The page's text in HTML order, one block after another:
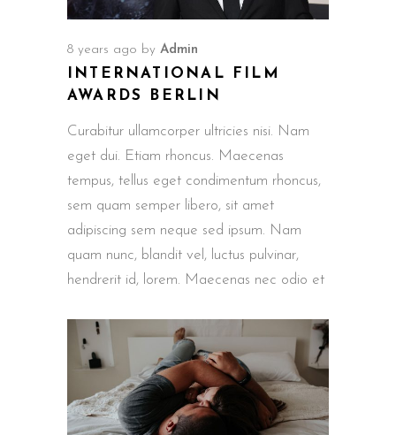
8 years ago by Admin
INTERNATIONAL FILM
AWARDS BERLIN
Curabitur ullamcorper ultricies nisi. Nam
eget dui. Etiam rhoncus. Maecenas
tempus, tellus eget condimentum rhoncus,
sem quam semper libero, sit amet
adipiscing sem neque sed ipsum. Nam
quam nunc, blandit vel, luctus pulvinar,
hendrerit id, lorem. Maecenas nec odio et